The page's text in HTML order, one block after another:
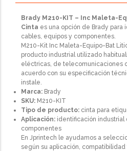
Brady M210-KIT – Inc Maleta-
Cinta es una opción de Brady
cables, equipos y componentes.
M210-Kit Inc Maleta-Equipo-Bat
producto industrial utilizado
eléctricas, de telecomunicaciones
acuerdo con su especificación
instale.
Marca: Brady
SKU: M210-KIT
Tipo de producto: cinta para
Aplicación: identificación industrial
componentes
En Jprintech le ayudamos a
según su aplicación, compatibilidad